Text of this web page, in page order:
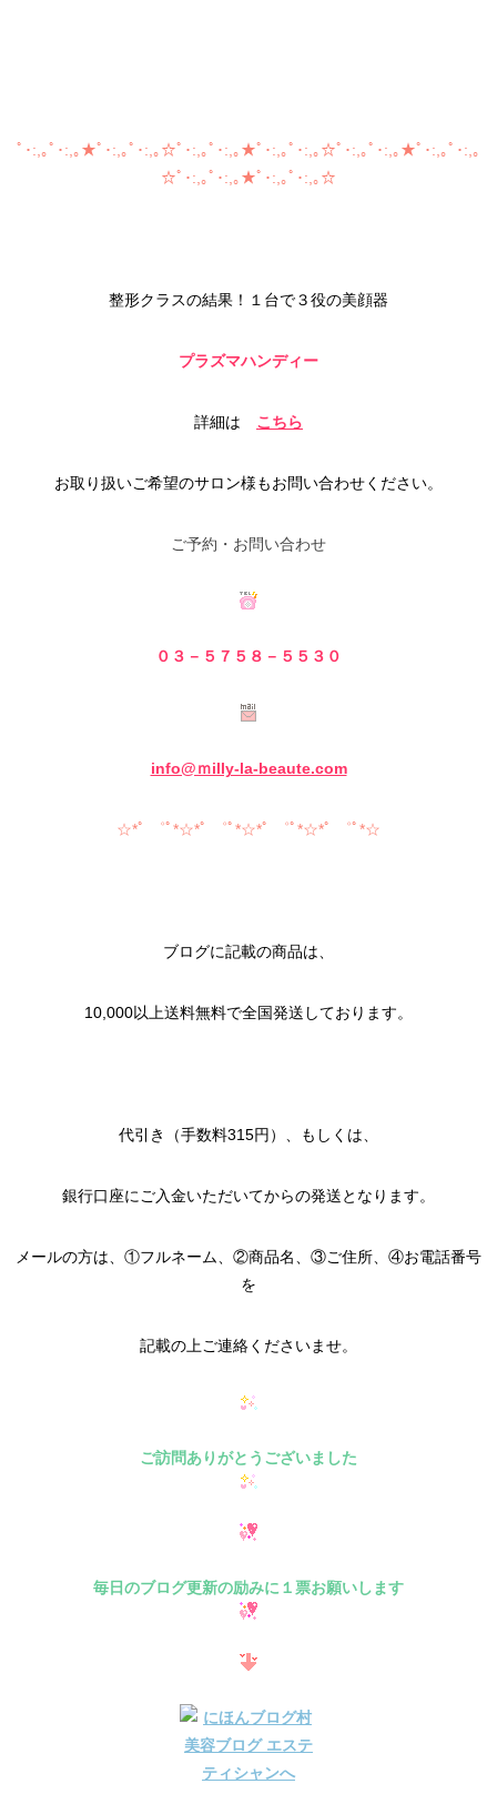
ﾟ･:,｡ﾟ･:,｡★ﾟ･:,｡ﾟ･:,｡☆ﾟ･:,｡ﾟ･:,｡★ﾟ･:,｡ﾟ･:,｡☆ﾟ･:,｡ﾟ･:,｡★ﾟ･:,｡ﾟ･:,｡
☆ﾟ･:,｡ﾟ･:,｡★ﾟ･:,｡ﾟ･:,｡☆
整形クラスの結果！ １台で３役の美顔器
プラズマハンディー
詳細は こちら
お取り扱いご希望のサロン様もお問い合わせください。
ご予約・お問い合わせ
０３－５７５８－５ ５３０
info@ｍilly-la-beaute.com
☆*ﾟ ゜ﾟ*☆*ﾟ ゜ﾟ*☆*ﾟ ゜ﾟ*☆*ﾟ ゜ﾟ*☆
ブログに記載の商品は、
10,000以上送料無料で全国発送しております。
代引き（手数料315円）、もしくは、
銀行口座にご入金いただいてからの発送となります。
メールの方は、①フルネーム、②商品名、③ご住所、④お電話番号
を
記載の上ご連絡くださいませ。
ご訪問ありがとうございました
毎日のブログ更新の励みに１票お願いします